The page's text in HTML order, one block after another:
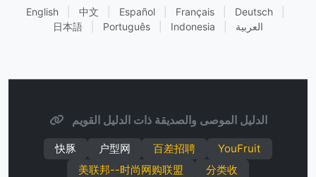
English 中文 Español Français Deutsch
日本語
Português Indonesia العربية
الدليل الموصى والصديقة ذات الدليل القويم
快豚 户型网 百差招聘
YouFruit
美联邦--时尚网购联盟
分类收